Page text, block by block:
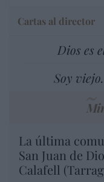
Cartas al director
Dios es
Soy
La última
San Juan de
Calafell